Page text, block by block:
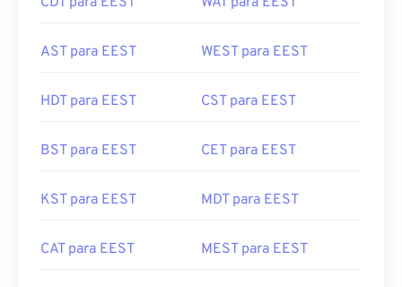
AST para EEST WEST para EEST
HDT para EEST CST para EEST
BST para EEST CET para EEST
KST para EEST MDT para EEST
CAT para EEST MEST para EEST